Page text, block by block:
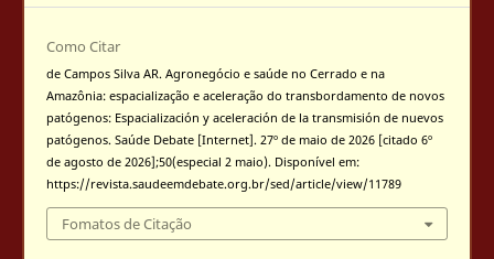
Como Citar
de Campos Silva AR. Agronegócio e saúde no Cerrado e na
Amazônia: espacialização e aceleração do transbordamento de novos
patógenos: Espacialización y aceleración de la transmisión de nuevos
patógenos. Saúde Debate [Internet]. 27º de maio de 2026 [citado 6º
de agosto de 2026];50(especial 2 maio). Disponível em:
https://revista.saudeemdebate.org.br/sed/article/view/11789
Fomatos de Citação